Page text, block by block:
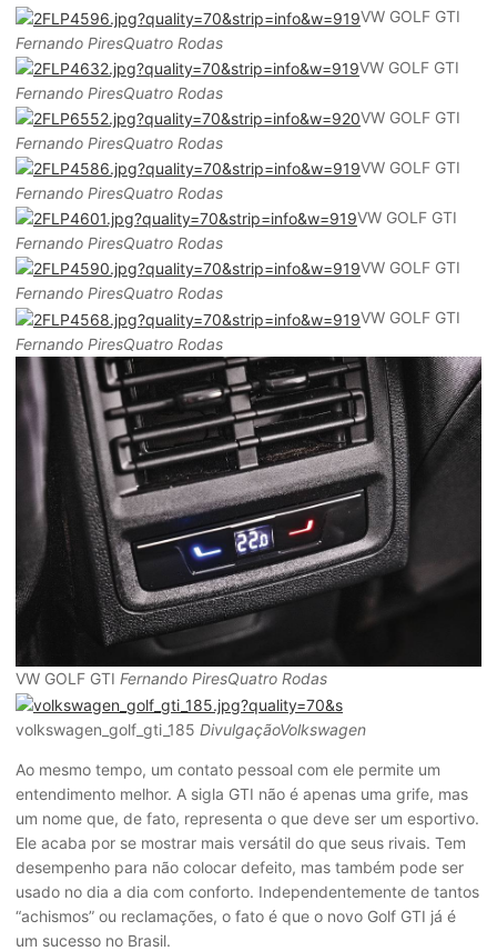
VW GOLF GTI
Fernando PiresQuatro Rodas
VW GOLF GTI
Fernando PiresQuatro Rodas
VW GOLF GTI
Fernando PiresQuatro Rodas
VW GOLF GTI
Fernando PiresQuatro Rodas
VW GOLF GTI
Fernando PiresQuatro Rodas
VW GOLF GTI
Fernando PiresQuatro Rodas
VW GOLF GTI
Fernando PiresQuatro Rodas
VW GOLF GTI Fernando PiresQuatro Rodas
volkswagen_golf_gti_185 DivulgaçãoVolkswagen
Ao mesmo tempo, um contato pessoal com ele permite um
entendimento melhor. A sigla GTI não é apenas uma grife, mas
um nome que, de fato, representa o que deve ser um esportivo.
Ele acaba por se mostrar mais versátil do que seus rivais. Tem
desempenho para não colocar defeito, mas também pode ser
usado no dia a dia com conforto. Independentemente de tantos
“achismos” ou reclamações, o fato é que o novo Golf GTI já é
um sucesso no Brasil.